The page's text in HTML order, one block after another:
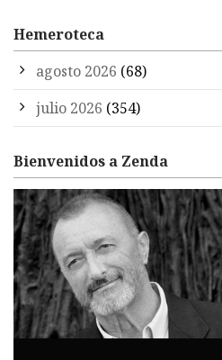
Hemeroteca
agosto 2026 (68)
julio 2026 (354)
Bienvenidos a Zenda